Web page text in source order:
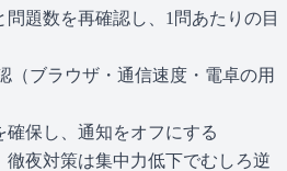
題数を再確認し、1問あたりの目
（ブラウザ・通信速度・電卓の用
確保し、通知をオフにする
徹夜対策は集中力低下でむしろ逆